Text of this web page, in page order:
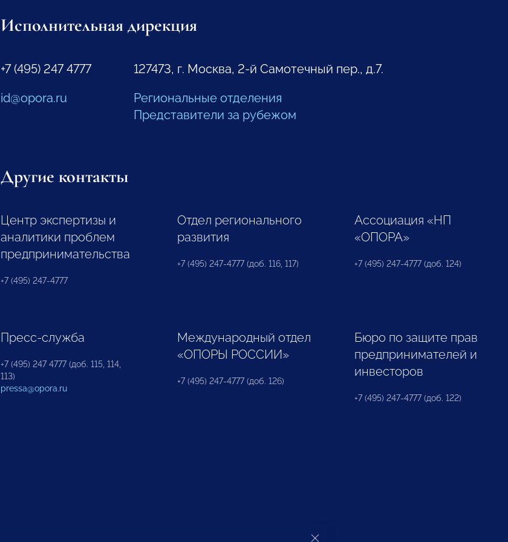
Исполнительная дирекция
+7 (495) 247 4777
id@opora.ru
127473, г. Москва, 2-й Самотечный пер., д.7.
Региональные отделения
Представители за рубежом
Другие контакты
Центр экспертизы и
аналитики проблем
предпринимательства
+7 (495) 247-4777
Отдел регионального
развития
+7 (495) 247-4777 (доб. 116, 117)
Ассоциация «НП
«ОПОРА»
+7 (495) 247-4777 (доб. 124)
Пресс-служба
+7 (495) 247 4777 (доб. 115, 114,
113)
pressa@opora.ru
Международный отдел
«ОПОРЫ РОССИИ»
+7 (495) 247-4777 (доб. 126)
Бюро по защите прав
предпринимателей и
инвесторов
+7 (495) 247-4777 (доб. 122)